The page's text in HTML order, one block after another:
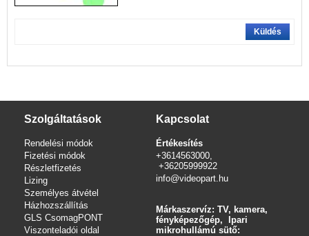
Küldés
Szolgáltatások
Rendelési módok
Fizetési módok
Részletfizetés
Lizing
Személyes átvétel
Házhozszállítás
GLS CsomagPONT
Viszonteladói oldal
Kapcsolat
Értékesítés
+3614563000,
+36205999922
info@videopart.hu
Márkaszervíz: TV, kamera,
fényképezőgép, Ipari
mikrohullámú sütő: